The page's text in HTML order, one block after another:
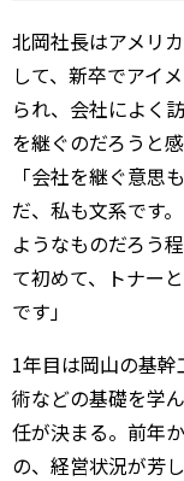
北岡社長はアメリ
して、新卒でアイ
られ、会社によく
を継ぐのだろうと
「会社を継ぐ意思
だ、私も文系です
ようなものだろう
て初めて、トナー
です」
1年目は岡山の基
術などの基礎を学
任が決まる。前年
の、経営状況が芳